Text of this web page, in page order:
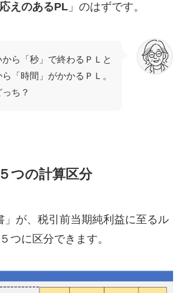
えのあるPL」のはずです。
から「秒」で終わるＰＬと
ら「時間」がかかるＰＬ。
ち？
つの計算区分
」が、税引前当期純利益に至るル
つに区分できます。